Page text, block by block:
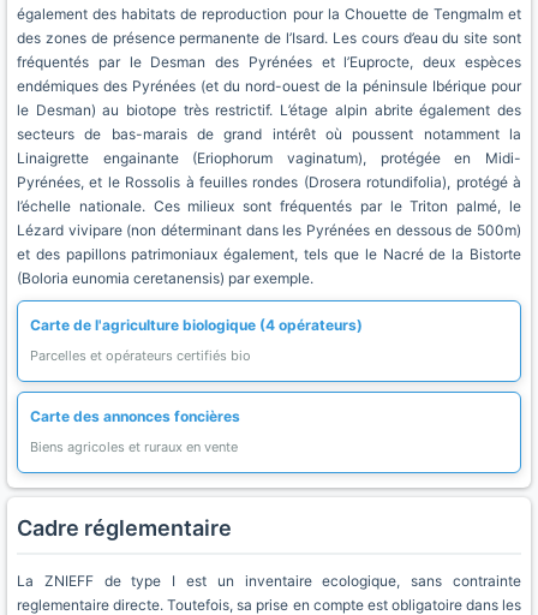
également des habitats de reproduction pour la Chouette de Tengmalm et
des zones de présence permanente de l’Isard. Les cours d’eau du site sont
fréquentés par le Desman des Pyrénées et l’Euprocte, deux espèces
endémiques des Pyrénées (et du nord-ouest de la péninsule Ibérique pour
le Desman) au biotope très restrictif. L’étage alpin abrite également des
secteurs de bas-marais de grand intérêt où poussent notamment la
Linaigrette engainante (Eriophorum vaginatum), protégée en Midi-
Pyrénées, et le Rossolis à feuilles rondes (Drosera rotundifolia), protégé à
l’échelle nationale. Ces milieux sont fréquentés par le Triton palmé, le
Lézard vivipare (non déterminant dans les Pyrénées en dessous de 500m)
et des papillons patrimoniaux également, tels que le Nacré de la Bistorte
(Boloria eunomia ceretanensis) par exemple.
Carte de l'agriculture biologique (4 opérateurs)
Parcelles et opérateurs certifiés bio
Carte des annonces foncières
Biens agricoles et ruraux en vente
Cadre réglementaire
La ZNIEFF de type I est un inventaire ecologique, sans contrainte
reglementaire directe. Toutefois, sa prise en compte est obligatoire dans les